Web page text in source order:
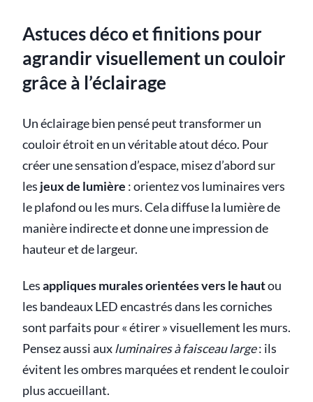
Astuces déco et finitions pour
agrandir visuellement un couloir
grâce à l’éclairage
Un éclairage bien pensé peut transformer un
couloir étroit en un véritable atout déco. Pour
créer une sensation d’espace, misez d’abord sur
les jeux de lumière : orientez vos luminaires vers
le plafond ou les murs. Cela diffuse la lumière de
manière indirecte et donne une impression de
hauteur et de largeur.
Lesappliques murales orientées vers le hautou
les bandeaux LED encastrés dans les corniches
sont parfaits pour « étirer » visuellement les murs.
Pensez aussi auxluminaires à faisceau large: ils
évitent les ombres marquées et rendent le couloir
plus accueillant.